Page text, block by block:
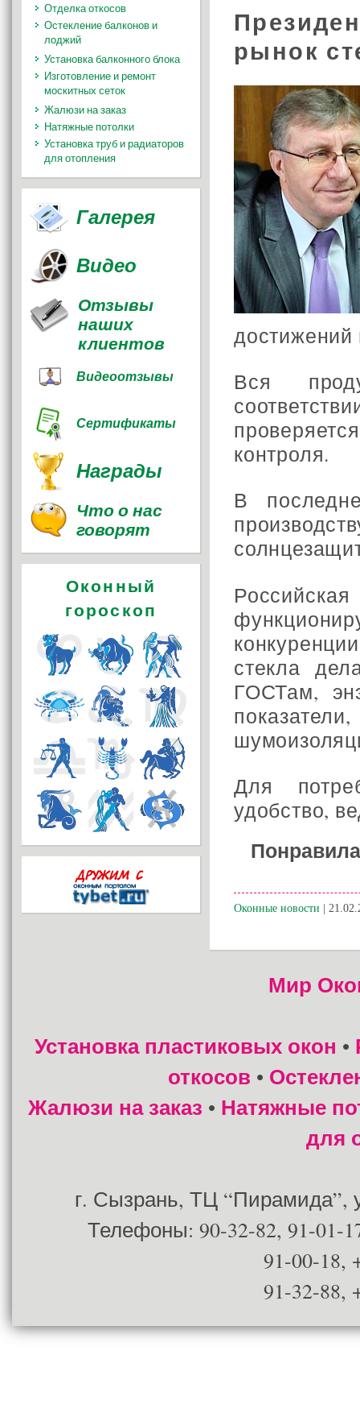
рынок
Вся
контроля.
В
стекла
ГОСТам,
Для
удобство,
Оконные новости |
Отделка откосов
Остекление балконов и
лоджий
Установка балконного блока
Изготовление и ремонт
москитных сеток
Жалюзи на заказ
Натяжные потолки
Установка труб и радиаторов
для отопления
Галерея
Видео
Отзывы
наших
клиентов
Видеоотзывы
Сертификаты
Награды
Что о нас
говорят
Оконный
гороскоп
Мир
Установка пластиковых окон •
откосов •
Жалюзи на заказ • Натяжные
для
г. Сызрань, ТЦ “Пирамида”,
Телефоны: 90-32-82, 91-01-
91-00-18,
91-32-88,